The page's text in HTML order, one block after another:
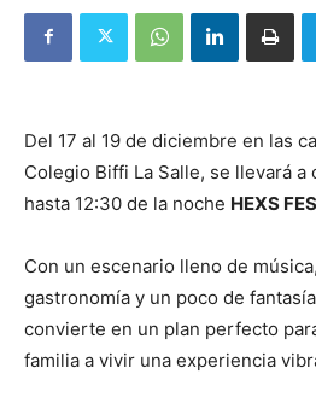
Del 17 al 19 de diciembre en las
Colegio Biffi La Salle, se llevará a
hasta 12:30 de la noche HEXS
Con un escenario lleno de
gastronomía y un poco de
convierte en un plan perfecto
familia a vivir una experiencia